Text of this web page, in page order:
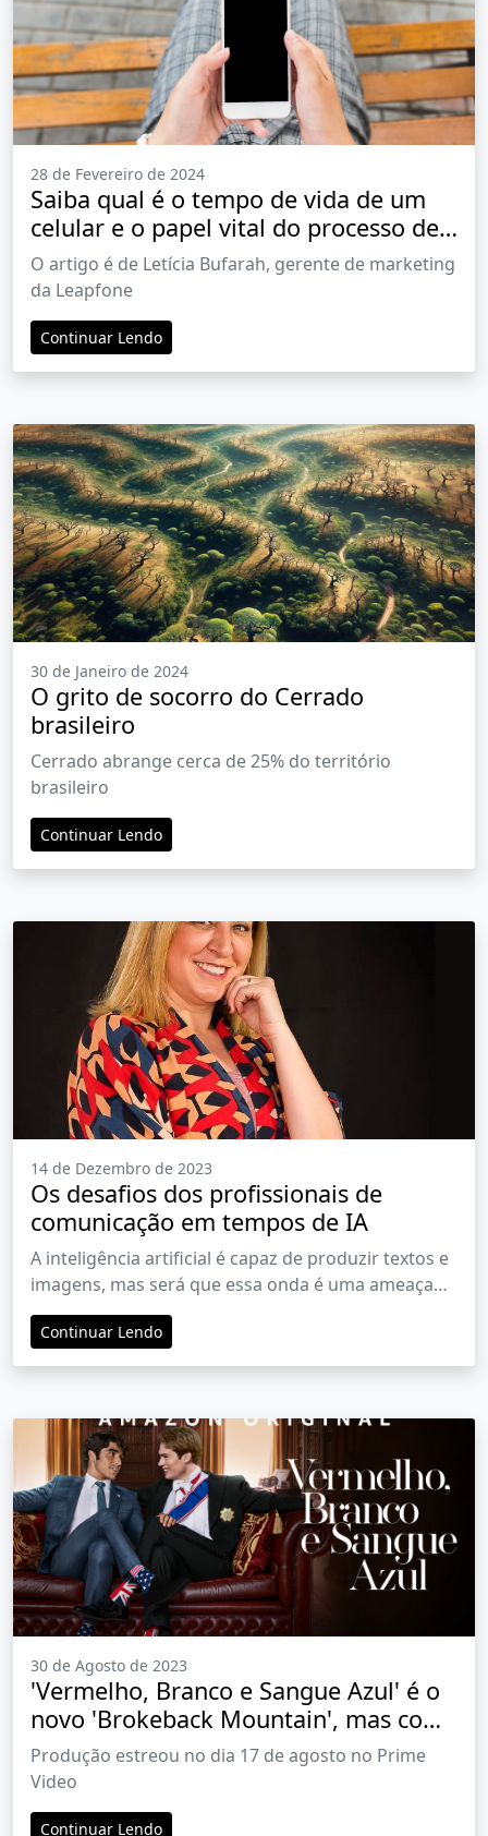
28 de Fevereiro de 2024
Saiba qual é o tempo de vida de um
celular e o papel vital do processo de
renovação
O artigo é de Letícia Bufarah, gerente de marketing
da Leapfone
Continuar Lendo
30 de Janeiro de 2024
O grito de socorro do Cerrado
brasileiro
Cerrado abrange cerca de 25% do território
brasileiro
Continuar Lendo
14 de Dezembro de 2023
Os desafios dos profissionais de
comunicação em tempos de IA
A inteligência artificial é capaz de produzir textos e
imagens, mas será que essa onda é uma ameaça
para quem trabalha com comunicação?
Continuar Lendo
30 de Agosto de 2023
'Vermelho, Branco e Sangue Azul' é o
novo 'Brokeback Mountain', mas com
final feliz
Produção estreou no dia 17 de agosto no Prime
Video
Continuar Lendo